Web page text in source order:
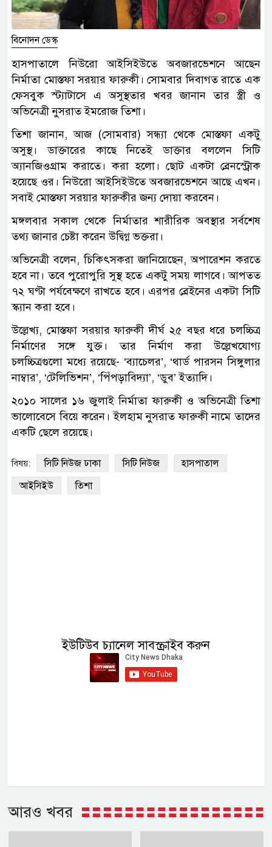
বিনোদন ডেস্ক
হাসপাতালে নিউরো আইসিইউতে অবজারভেশনে আছেন
নির্মাতা মোস্তফা সরয়ার ফারুকী। সোমবার দিবাগত রাতে এক
ফেসবুক স্ট্যাটাসে এ অসুস্থতার খবর জানান তার স্ত্রী ও
অভিনেত্রী নুসরাত ইমরোজ তিশা।
তিশা জানান, আজ (সোমবার) সন্ধ্যা থেকে মোস্তফা একটু
অসুস্থ। ডাক্তারের কাছে নিতেই ডাক্তার বললেন সিটি
অ্যানজিওগ্রাম করাতে। করা হলো। ছোট একটা ব্রেনস্ট্রোক
হয়েছে ওর। নিউরো আইসিইউতে অবজারভেশনে আছে এখন।
সবাই মোস্তফা সরয়ার ফারুকীর জন্য দোয়া করবেন।
মঙ্গলবার সকাল থেকে নির্মাতার শারীরিক অবস্থার সর্বশেষ
তথ্য জানার চেষ্টা করেন উদ্বিগ্ন ভক্তরা।
অভিনেত্রী বলেন, চিকিৎসকরা জানিয়েছেন, অপারেশন করতে
হবে না। তবে পুরোপুরি সুস্থ হতে একটু সময় লাগবে। আপতত
৭২ ঘণ্টা পর্যবেক্ষণে রাখতে হবে। এরপর ব্রেইনের একটা সিটি
স্ক্যান করা হবে।
উল্লেখ্য, মোস্তফা সরয়ার ফারুকী দীর্ঘ ২৫ বছর ধরে চলচ্চিত্র
নির্মাণের সঙ্গে যুক্ত। তার নির্মাণ করা উল্লেখযোগ্য
চলচ্চিত্রগুলো মধ্যে রয়েছে- ‘ব্যাচেলর’, ‘থার্ড পারসন সিঙ্গুলার
নাম্বার’, ‘টেলিভিশন’, ‘পিঁপড়াবিদ্যা’, ‘ডুব’ ইত্যাদি।
২০১০ সালের ১৬ জুলাই নির্মাতা ফারুকী ও অভিনেত্রী তিশা
ভালোবেসে বিয়ে করেন। ইলহাম নুসরাত ফারুকী নামে তাদের
একটি ছেলে রয়েছে।
বিষয়: সিটি নিউজ ঢাকা সিটি নিউজ
হাসপাতাল
আইসিইউ
তিশা
ইউটিউব চ্যানেল সাবস্ক্রাইব করুন
আরও খবর